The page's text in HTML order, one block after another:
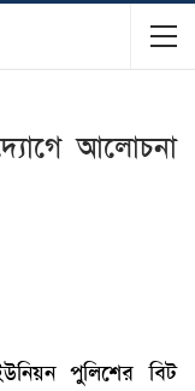
আলোচনা
পুলিশের বিট